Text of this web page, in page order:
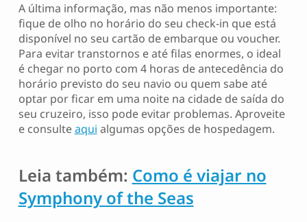
A última informação, mas não menos importante:
fique de olho no horário do seu check-in que está
disponível no seu cartão de embarque ou voucher.
Para evitar transtornos e até filas enormes, o ideal
é chegar no porto com 4 horas de antecedência do
horário previsto do seu navio ou quem sabe até
optar por ficar em uma noite na cidade de saída do
seu cruzeiro, isso pode evitar problemas. Aproveite
e consulteaqui algumas opções de hospedagem.
Leia também: Como é viajar no
Symphony of the Seas